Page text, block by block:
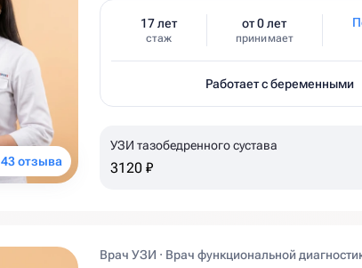
43 отзыва
17 лет
стаж
от 0 лет
принимает
Работает с беременными
УЗИ тазобедренного сустава
3120 ₽
Врач УЗИ · Врач функциональной